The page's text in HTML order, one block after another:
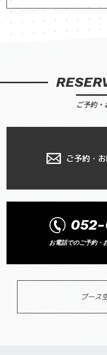
ご予約・
ご予約・
お電話でのご予約・
ブース